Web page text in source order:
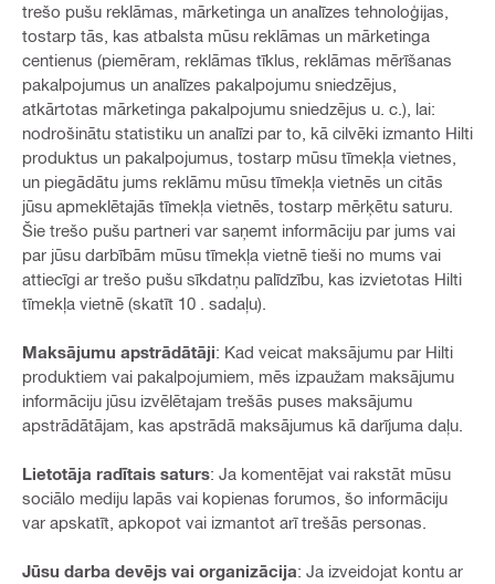
trešo pušu reklāmas, mārketinga un analīzes tehnoloģijas,
tostarp tās, kas atbalsta mūsu reklāmas un mārketinga
centienus (piemēram, reklāmas tīklus, reklāmas mērīšanas
pakalpojumus un analīzes pakalpojumu sniedzējus,
atkārtotas mārketinga pakalpojumu sniedzējus u. c.), lai:
nodrošinātu statistiku un analīzi par to, kā cilvēki izmanto Hilti
produktus un pakalpojumus, tostarp mūsu tīmekļa vietnes,
un piegādātu jums reklāmu mūsu tīmekļa vietnēs un citās
jūsu apmeklētajās tīmekļa vietnēs, tostarp mērķētu saturu.
Šie trešo pušu partneri var saņemt informāciju par jums vai
par jūsu darbībām mūsu tīmekļa vietnē tieši no mums vai
attiecīgi ar trešo pušu sīkdatņu palīdzību, kas izvietotas Hilti
tīmekļa vietnē (skatīt 10 . sadaļu).
Maksājumu apstrādātāji: Kad veicat maksājumu par Hilti
produktiem vai pakalpojumiem, mēs izpaužam maksājumu
informāciju jūsu izvēlētajam trešās puses maksājumu
apstrādātājam, kas apstrādā maksājumus kā darījuma daļu.
Lietotāja radītais saturs: Ja komentējat vai rakstāt mūsu
sociālo mediju lapās vai kopienas forumos, šo informāciju
var apskatīt, apkopot vai izmantot arī trešās personas.
Jūsu darba devējs vai organizācija: Ja izveidojat kontu ar